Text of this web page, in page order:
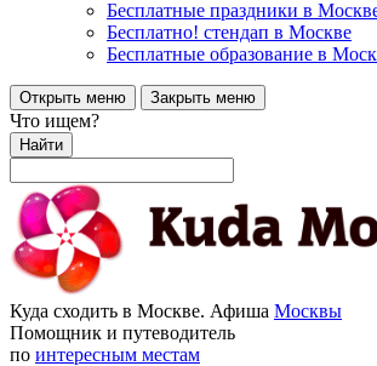
Бесплатные праздники в
Бесплатно! стендап в Москве
Бесплатные образование в
Открыть меню Закрыть меню
Что ищем?
Найти
Куда сходить в Москве. Афиша Москвы
Помощник и путеводитель
по интересным местам